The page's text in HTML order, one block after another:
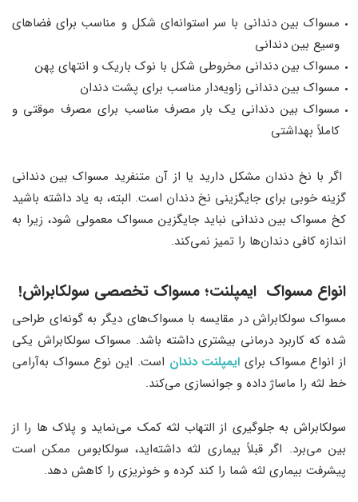
مسواک بین دندانی با سر استوانه‌ای شکل و مناسب برای فضاهای
وسیع بین دندانی
مسواک بین دندانی مخروطی شکل با نوک باریک و انتهای پهن
مسواک بین دندانی زاویه‌دار مناسب برای پشت دندان
مسواک بین دندانی یک بار مصرف مناسب برای مصرف موقتی و
کاملاً بهداشتی
اگر با نخ دندان مشکل دارید یا از آن متنفرید مسواک بین دندانی
گزینه خوبی برای جایگزینی نخ دندان است. البته، به یاد داشته باشید
کخ مسواک بین دندانی نباید جایگزین مسواک معمولی شود، زیرا به
اندازه کافی دندان‌ها را تمیز نمی‌کند.
انواع مسواک ایمپلنت؛ مسواک تخصصی سولکابراش!
مسواک سولکابراش در مقایسه با مسواک‌های دیگر به گونه‌ای طراحی
شده که کاربرد درمانی بیشتری داشته باشد. مسواک سولکابراش یکی
از انواع مسواک برای ایمپلنت دندان است. این نوع مسواک به‌آرامی
خط لثه را ماساژ داده و جوانسازی می‌کند.
سولکابراش به جلوگیری از التهاب لثه کمک می‌نماید و پلاک ها را از
بین می‌برد. اگر قبلاً بیماری لثه داشته‌اید، سولکابوس ممکن است
پیشرفت بیماری لثه شما را کند کرده و خونریزی را کاهش دهد.